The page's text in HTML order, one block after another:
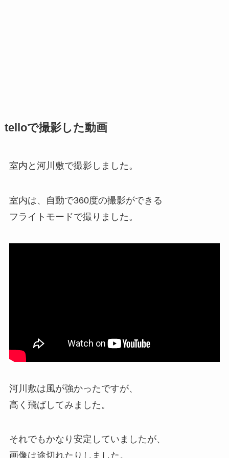
telloで撮影した動画
室内と河川敷で撮影しました。
室内は、自動で360度の撮影ができる
フライトモードで撮りました。
河川敷は風が強かったですが、
高く飛ばしてみました。
それでもかなり安定していましたが、
画像は途切れたりしました。